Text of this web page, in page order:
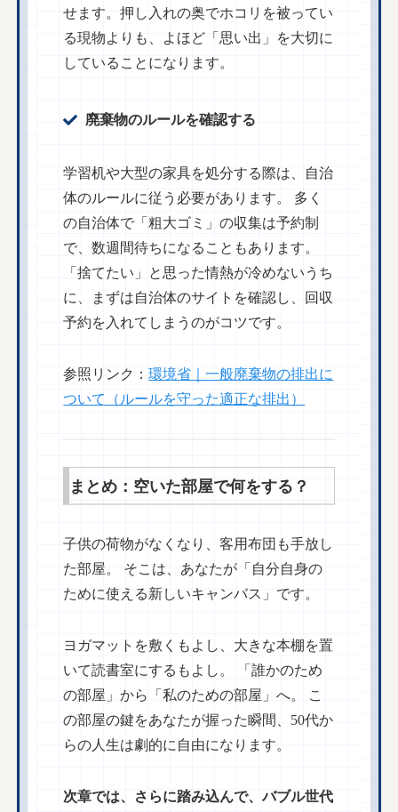
せます。押し入れの奥でホコリを被ってい
る現物よりも、よほど「思い出」を大切に
していることになります。
廃棄物のルールを確認する
学習机や大型の家具を処分する際は、自治
体のルールに従う必要があります。 多く
の自治体で「粗大ゴミ」の収集は予約制
で、数週間待ちになることもあります。
「捨てたい」と思った情熱が冷めないうち
に、まずは自治体のサイトを確認し、回収
予約を入れてしまうのがコツです。
参照リンク：環境省｜一般廃棄物の排出に
ついて（ルールを守った適正な排出）
まとめ：空いた部屋で何をする？
子供の荷物がなくなり、客用布団も手放し
た部屋。 そこは、あなたが「自分自身の
ために使える新しいキャンバス」です。
ヨガマットを敷くもよし、大きな本棚を置
いて読書室にするもよし。 「誰かのため
の部屋」から「私のための部屋」へ。 こ
の部屋の鍵をあなたが握った瞬間、50代か
らの人生は劇的に自由になります。
次章では、さらに踏み込んで、バブル世代